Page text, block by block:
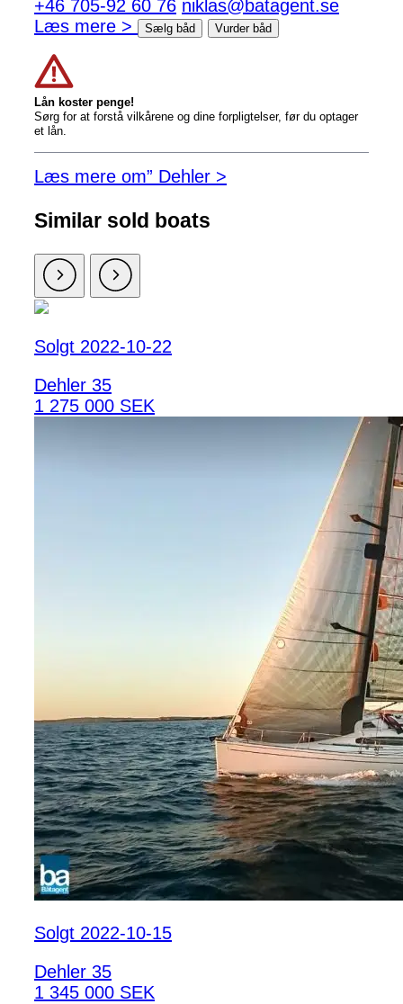
+46 705-92 60 76 niklas@batagent.se
Læs mere >
Sælg båd Vurder båd
Lån koster penge!
Sørg for at forstå vilkårene og dine forpligtelser, før du optager
et lån.
Læs mere om” Dehler >
Similar sold boats
Solgt 2022-10-22
Dehler 35
1 275 000 SEK
Solgt 2022-10-15
Dehler 35
1 345 000 SEK